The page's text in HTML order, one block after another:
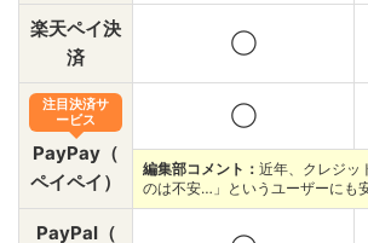
楽天ペイ決
済
◯
注目決済サ
ービス
PayPay（
ペイペイ）
◯
編集部コメント： 近年、クレジッ
のは不安…」というユーザーにも
PayPal（